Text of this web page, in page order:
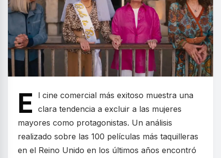
E
l cine comercial más exitoso muestra una
clara tendencia a excluir a las mujeres
mayores como protagonistas. Un análisis
realizado sobre las 100 películas más taquilleras
en el Reino Unido en los últimos años encontró